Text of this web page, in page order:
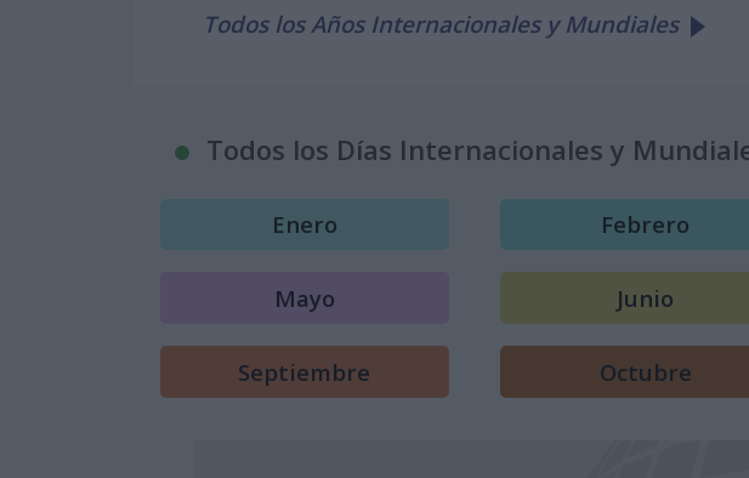
Todos los Años Internacionales y Mundiales
Todos los Días Internacionales y
Enero Febrero
Mayo Junio
Septiembre Octubre